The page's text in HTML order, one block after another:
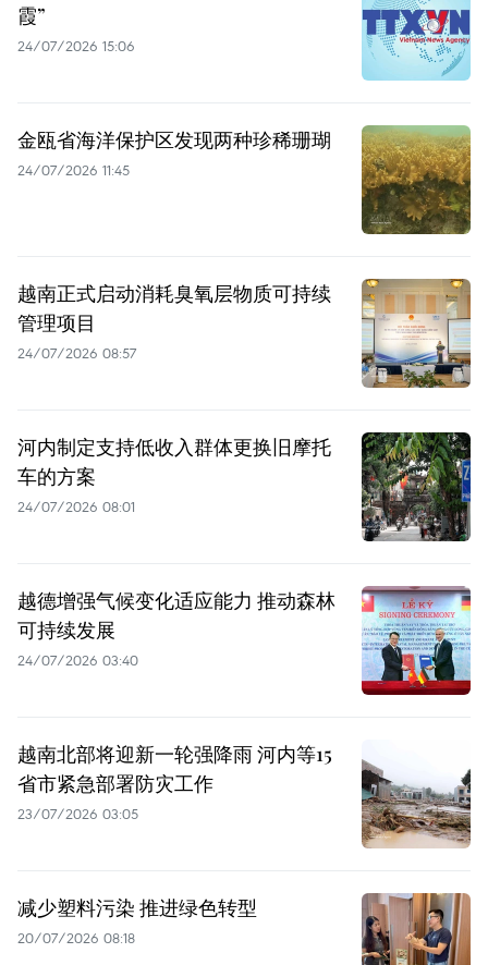
霞”
24/07/2026 15:06
金瓯省海洋保护区发现两种珍稀珊瑚
24/07/2026 11:45
越南正式启动消耗臭氧层物质可持续
管理项目
24/07/2026 08:57
河内制定支持低收入群体更换旧摩托
车的方案
24/07/2026 08:01
越德增强气候变化适应能力 推动森林
可持续发展
24/07/2026 03:40
越南北部将迎新一轮强降雨 河内等15
省市紧急部署防灾工作
23/07/2026 03:05
减少塑料污染 推进绿色转型
20/07/2026 08:18